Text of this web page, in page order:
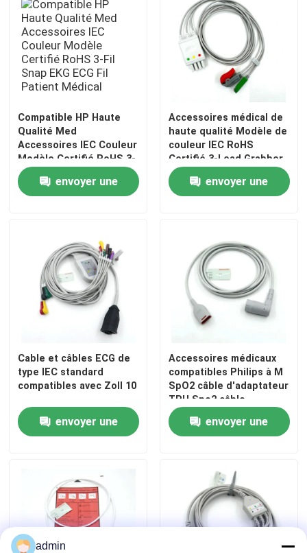
Produits
A propos de nous
Compatible HP Haute
Qualité Med
Accessoires IEC Couleur
Modèle Certifié RoHS 3-
Fil Snap EKG ECG Fil
Patient Médical
envoyer une
Accessoires médical de
haute qualité Modèle de
couleur IEC RoHS
Certifié 3-Lead Grabber
ECG Leadwire
Compatible Nihon
Kohden
envoyer une
Cable et câbles ECG de
type IEC standard
compatibles avec Zoll 10
envoyer une
Accessoires médicaux
compatibles Philips à M
SpO2 câble d'adaptateur
TPU Spo2 câble
d'extension
envoyer une
admin